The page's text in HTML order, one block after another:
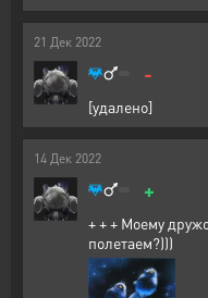
21 Дек 2022
-
[удалено]
14 Дек 2022
+
+ + + Моему
полетаем?)))